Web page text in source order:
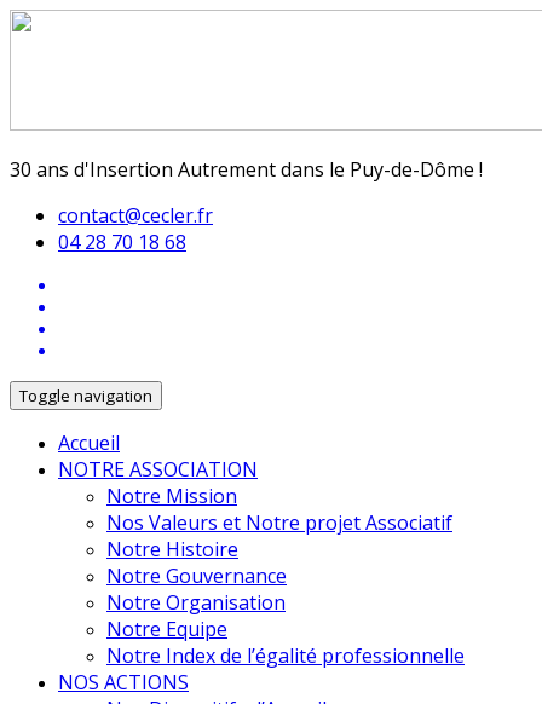
30 ans d'Insertion Autrement dans le Puy-de-Dôme !
contact@cecler.fr
04 28 70 18 68
Toggle navigation
Accueil
NOTRE ASSOCIATION
Notre Mission
Nos Valeurs et Notre projet Associatif
Notre Histoire
Notre Gouvernance
Notre Organisation
Notre Equipe
Notre Index de l’égalité professionnelle
NOS ACTIONS